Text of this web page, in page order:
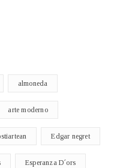
almoneda
arte moderno
Edgar negret
Esperanza D´ors